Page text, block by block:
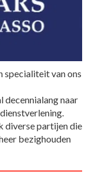
specialiteit van ons
decennialang naar
diverse partijen die
bezighouden